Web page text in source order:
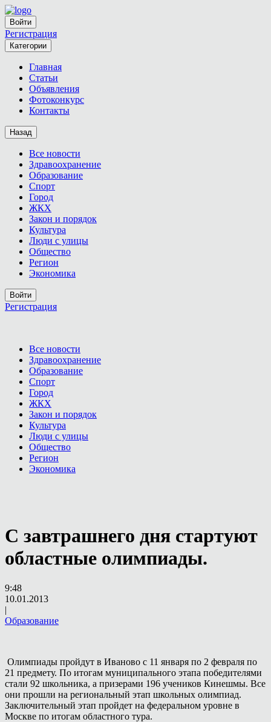
Войти
Регистрация
Категории
Главная
Статьи
Объявления
Фотоконкурс
Контакты
Назад
Все новости
Здравоохранение
Образование
Спорт
Город
ЖКХ
Закон и порядок
Культура
Люди с улицы
Общество
Регион
Экономика
Войти
Регистрация
Все новости
Здравоохранение
Образование
Спорт
Город
ЖКХ
Закон и порядок
Культура
Люди с улицы
Общество
Регион
Экономика
С завтрашнего дня стартуют
областные олимпиады.
9:48
10.01.2013
|
Образование
Олимпиады пройдут в Иваново с 11 января по 2 февраля по
21 предмету. По итогам муниципального этапа победителями
стали 92 школьника, а призерами 196 учеников Кинешмы. Все
они прошли на региональный этап школьных олимпиад.
Заключительный этап пройдет на федеральном уровне в
Москве по итогам областного тура.